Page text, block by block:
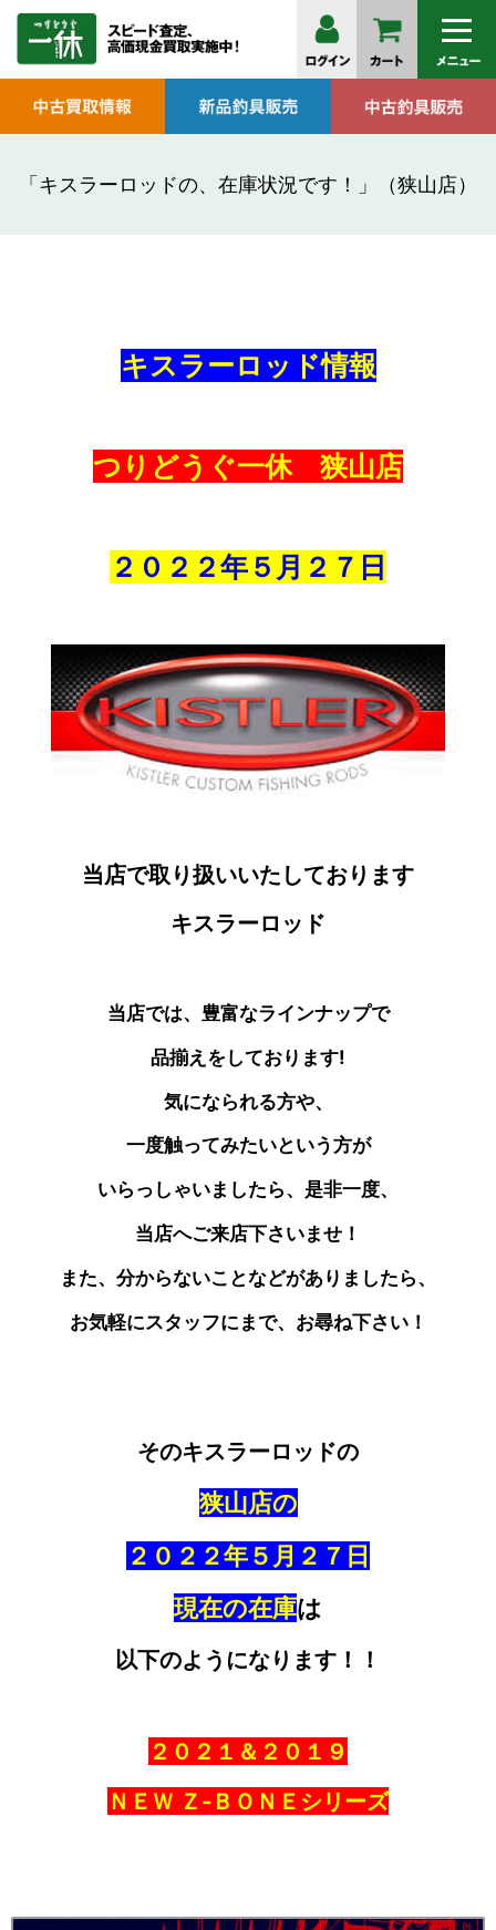
「キスラーロッドの、在庫状況です！」（狭山店）
キスラーロッド情報
つりどうぐ一休 狭山店
２０２２年５月２７ 日
当店で取り扱いいたしております
キスラーロッド
当店では、豊富なラインナップで
品揃えをしております!
気になられる方や、
一度触ってみたいという方が
いらっしゃいましたら、是非一度、
当店へご来店下さいませ！
また、分からないことなどがありましたら、
お気軽にスタッフにまで、お尋ね下さい！
そのキスラーロッドの
狭山店の
２０２２年５月２７日
現在の在庫は
以下のようになります！！
２０２１＆２０１９
ＮＥＷ Ｚ‐ＢＯＮＥシリーズ